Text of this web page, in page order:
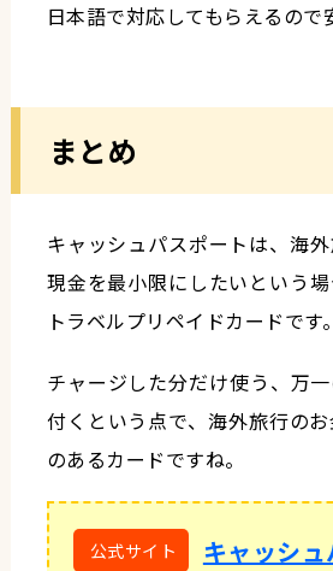
日本語で対応してもらえるので
まとめ
キャッシュパスポートは、海
現金を最小限にしたいという
トラベルプリペイドカードです。
チャージした分だけ使う、万
付くという点で、海外旅行の
のあるカードですね。
キャッシ